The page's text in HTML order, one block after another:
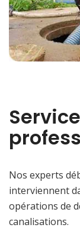
Nos experts
interviennent
opérations de
canalisations.